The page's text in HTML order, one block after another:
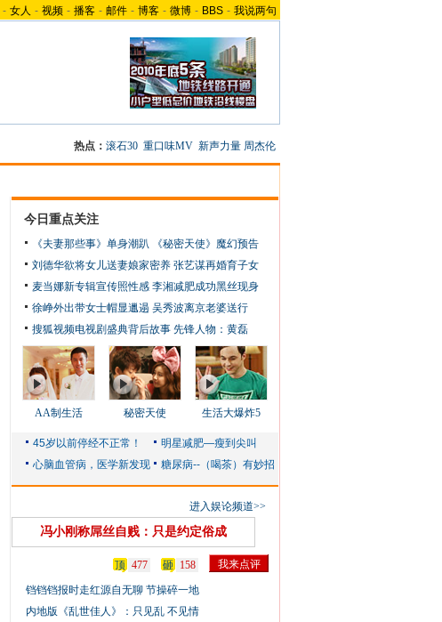
- 女人 - 视频 - 播客 - 邮件 - 博客 - 微博 - BBS - 我说两句
热点： 滚石30 重口味MV 新声力量 周杰伦
今日重点关注
《夫妻那些事》单身潮趴
《秘密天使》魔幻预告
刘德华欲将女儿送妻娘家密养 张艺谋再婚育子女
麦当娜新专辑宣传照性感 李湘减肥成功黑丝现身
徐峥外出带女士帽显邋遢 吴秀波离京老婆送行
搜狐视频电视剧盛典背后故事 先锋人物：黄磊
AA制生活 秘密天使 生活大爆炸5
进入娱论频道>>
冯小刚称屌丝自贱：只是约定俗成
顶 477 砸
158
铛铛铛报时走红源自无聊 节操碎一地
内地版《乱世佳人》：只见乱 不见情